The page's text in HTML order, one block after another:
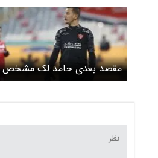
مقصد بعدی حامد لک مشخص
شد